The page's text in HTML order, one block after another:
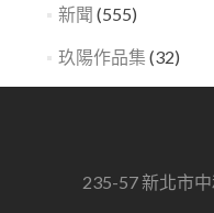
新聞 (555)
玖陽作品集 (32)
235-57 新北市